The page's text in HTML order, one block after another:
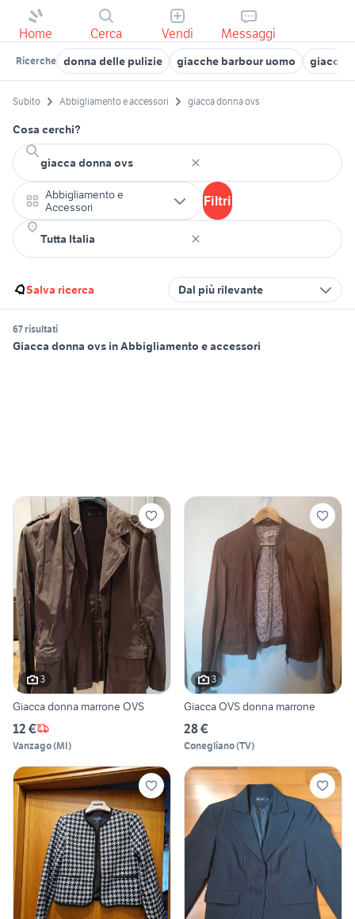
Home Cerca Vendi Messaggi
Ricerche donna delle pulizie giacche barbour uomo giacca
Subito Abbigliamento e accessori giacca donna ovs
Cosa cerchi?
Abbigliamento e
Accessori
Filtri
Salva ricerca Dal più rilevante
67 risultati
Giacca donna ovs in Abbigliamento e accessori
3
Giacca donna marrone OVS
12 €
Vanzago(MI)
3
Giacca OVS donna marrone
28 €
Conegliano(TV)